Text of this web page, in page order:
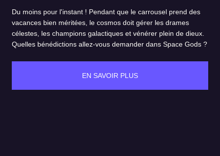
Du moins pour l'instant ! Pendant que le carrousel prend des
vacances bien méritées, le cosmos doit gérer les drames
célestes, les champions galactiques et vénérer plein de dieux.
Quelles bénédictions allez-vous demander dans Space Gods ?
EN SAVOIR PLUS